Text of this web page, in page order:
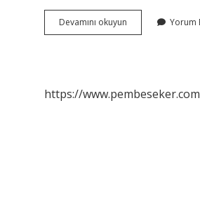
Devamını okuyun Turkiyede
Yuzde
Yorum
https://